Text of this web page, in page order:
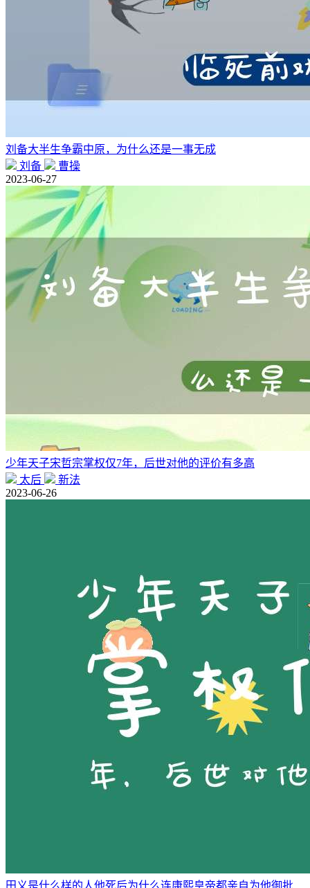
刘备大半生争霸中原，为什么还是一事无成
刘备
曹操
2023-06-27
少年天子宋哲宗掌权仅7年，后世对他的评价有多高
太后
新法
2023-06-26
田义是什么样的人他死后为什么连康熙皇帝都亲自为他御批